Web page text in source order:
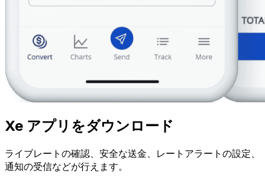
Xe アプリをダウンロード
ライブレートの確認、安全な送金、レートアラートの設定、
通知の受信などが行えます。